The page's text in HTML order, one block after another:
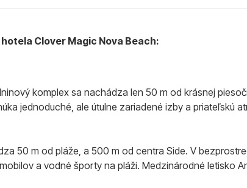
Clover Magic Nova Beach:
komplex sa nachádza len 50 m od krásnej
jednoduché, ale útulne zariadené izby a priateľskú
50 m od pláže, a 500 m od centra Side. V
a vodné športy na pláži. Medzinárodné letisko